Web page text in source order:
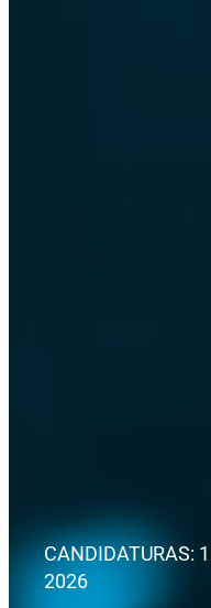
CANDIDATURAS:
2026